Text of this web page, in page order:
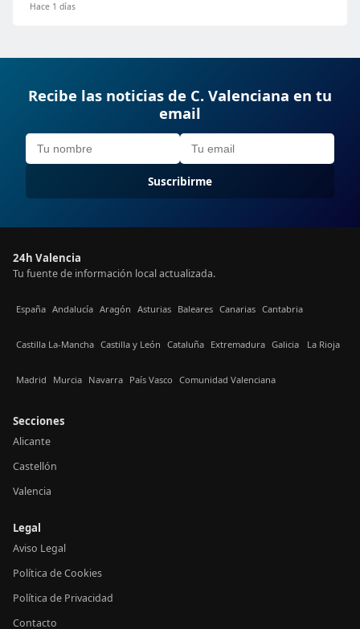
Hace 1 días
Recibe las noticias de C. Valenciana en tu
email
Suscribirme
24h Valencia
Tu fuente de información local actualizada.
España Andalucía Aragón Asturias Baleares Canarias Cantabria
Castilla La-Mancha Castilla y León Cataluña Extremadura Galicia La Rioja
Madrid Murcia Navarra País Vasco Comunidad Valenciana
Secciones
Alicante
Castellón
Valencia
Legal
Aviso Legal
Política de Cookies
Política de Privacidad
Contacto